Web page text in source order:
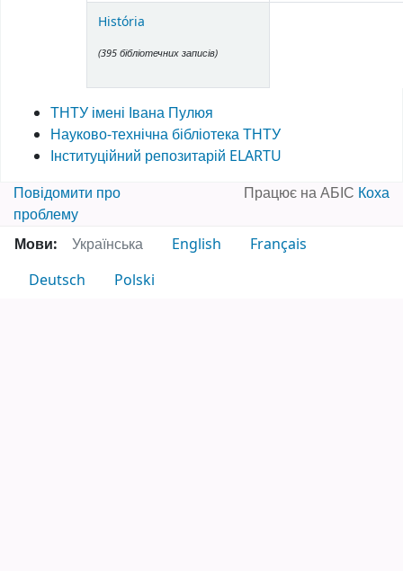
ТНТУ імені Івана Пулюя
Науково-технічна бібліотека ТНТУ
Інституційний репозитарій ELARTU
História
(395 бібліотечних записів)
Повідомити про
проблему
Працює на АБІС Коха
Мови: Українська English
Français
Deutsch
Polski